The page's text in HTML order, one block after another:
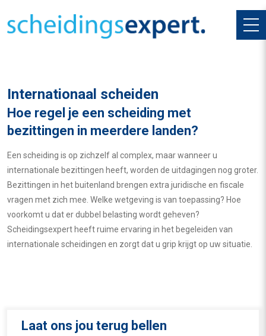
Internationaal scheiden
Hoe regel je een scheiding met
bezittingen in meerdere landen?
Een scheiding is op zichzelf al complex, maar wanneer u
internationale bezittingen heeft, worden de uitdagingen nog groter.
Bezittingen in het buitenland brengen extra juridische en fiscale
vragen met zich mee. Welke wetgeving is van toepassing? Hoe
voorkomt u dat er dubbel belasting wordt geheven?
Scheidingsexpert heeft ruime ervaring in het begeleiden van
internationale scheidingen en zorgt dat u grip krijgt op uw situatie.
Laat ons jou terug bellen